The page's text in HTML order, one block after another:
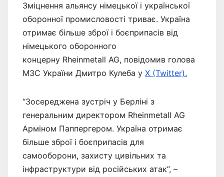
Зміцнення альянсу німецької і української
оборонної промисловості триває. Україна
отримає більше зброї і боєприпасів від
німецького оборонного
концерну Rheinmetall AG, повідомив голова
МЗС України Дмитро Кулеба у Х (Twitter).
“Зосереджена зустріч у Берліні з
генеральним директором Rheinmetall AG
Арміном Паппергером. Україна отримає
більше зброї і боєприпасів для
самооборони, захисту цивільних та
інфраструктури від російських атак”, –